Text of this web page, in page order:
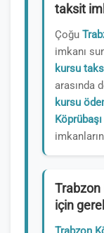
taksit
Çoğu
imkanı
kursu
arasında
kursu
Trabzon
için